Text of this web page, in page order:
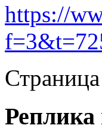
https://
Страница
Реплика